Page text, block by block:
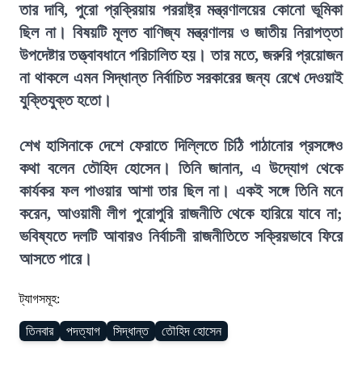
তার দাবি, পুরো প্রক্রিয়ায় পররাষ্ট্র মন্ত্রণালয়ের কোনো ভূমিকা
ছিল না। বিষয়টি মূলত বাণিজ্য মন্ত্রণালয় ও জাতীয় নিরাপত্তা
উপদেষ্টার তত্ত্বাবধানে পরিচালিত হয়। তার মতে, জরুরি প্রয়োজন
না থাকলে এমন সিদ্ধান্ত নির্বাচিত সরকারের জন্য রেখে দেওয়াই
যুক্তিযুক্ত হতো।
শেখ হাসিনাকে দেশে ফেরাতে দিল্লিতে চিঠি পাঠানোর প্রসঙ্গেও
কথা বলেন তৌহিদ হোসেন। তিনি জানান, এ উদ্যোগ থেকে
কার্যকর ফল পাওয়ার আশা তার ছিল না। একই সঙ্গে তিনি মনে
করেন, আওয়ামী লীগ পুরোপুরি রাজনীতি থেকে হারিয়ে যাবে না;
ভবিষ্যতে দলটি আবারও নির্বাচনী রাজনীতিতে সক্রিয়ভাবে ফিরে
আসতে পারে।
ট্যাগসমূহ:
তিনবার পদত্যাগ সিদ্ধান্ত তৌহিদ হোসেন